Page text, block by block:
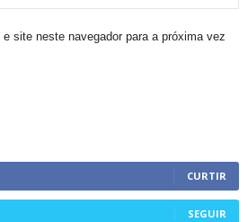
site neste navegador para a próxima vez
CURTIR
SEGUIR